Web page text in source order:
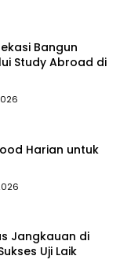
Bangun
Study Abroad di
Harian untuk
Jangkauan di
Uji Laik